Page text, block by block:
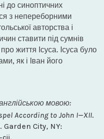
до синоптичних
з непереборними
авторства і
ставити під сумнів
життя Ісуса. Ісуса було
як і Іван його
мовою:
According to John I—XII.
Garden City, NY: